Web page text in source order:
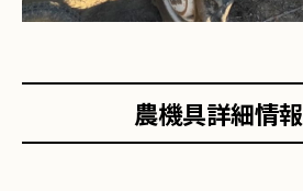
農機具詳細情報